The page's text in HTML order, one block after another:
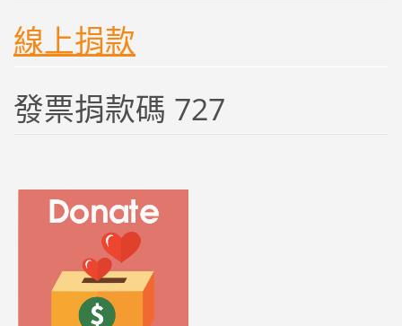
線上捐款
發票捐款碼 727